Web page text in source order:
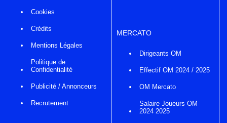
Cookies
Crédits
Mentions Légales
Politique de
Confidentialité
Publicité / Annonceurs
Recrutement
MERCATO
Dirigeants OM
Effectif OM 2024 / 2025
OM Mercato
Salaire Joueurs OM
2024 2025